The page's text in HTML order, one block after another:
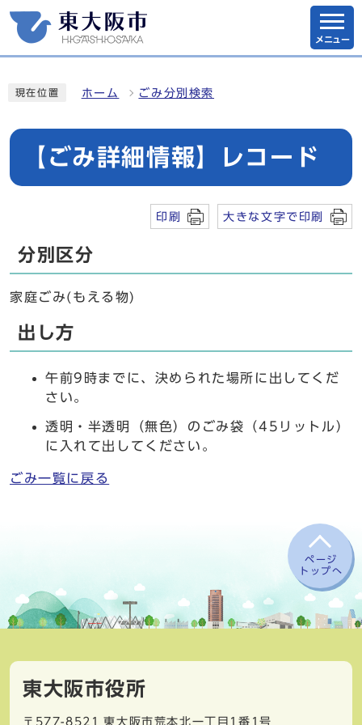
メニュー
現在位置 ホーム ごみ分別検索
【ごみ詳細情報】レコード
印刷 大きな文字で印刷
分別区分
家庭ごみ(もえる物)
出し方
午前9時までに、決められた場所に出してくだ
さい。
透明・半透明（無色）のごみ袋（45リットル）
に入れて出してください。
ごみ一覧に戻る
ページ
トップへ
東大阪市役所
〒577-8521 東大阪市荒本北一丁目1番1号